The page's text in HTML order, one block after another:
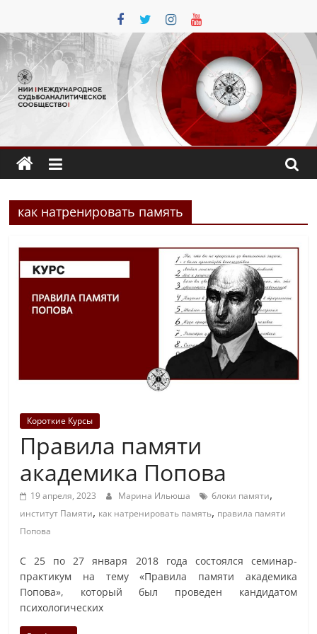
содержимому
как натренировать память
Короткие Курсы
Правила памяти
академика Попова
19 апреля, 2023 Марина Ильюша блоки памяти,
институт Памяти, как натренировать память, правила памяти
Попова
С 25 по 27 января 2018 года состоялся семинар-
практикум на тему «Правила памяти академика
Попова», который был проведен кандидатом
психологических